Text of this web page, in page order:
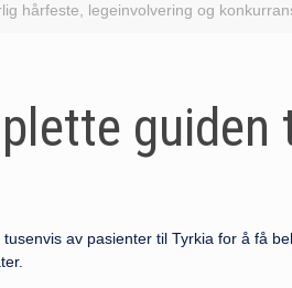
hårfeste, legeinvolvering og
av pasienter til Tyrkia for å få